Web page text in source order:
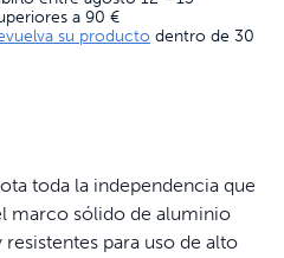
a 90 €
su producto dentro de 30
toda la independencia que
marco sólido de aluminio
para uso de alto